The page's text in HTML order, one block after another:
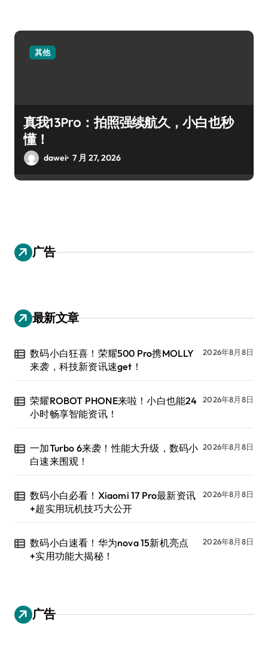
其他
真我13Pro：拍照强续航久，小白也秒
懂！
dawei 7 月 27, 2026
广告
最新文章
数码小白狂喜！荣耀500 Pro携MOLLY
来袭，科技新资讯速get！
2026年8月8日
荣耀ROBOT PHONE来啦！小白也能24
小时畅享智能资讯！
2026年8月8日
一加Turbo 6来袭！性能大升级，数码小
白速来围观！
2026年8月8日
数码小白必看！Xiaomi 17 Pro最新资讯
+超实用玩机技巧大公开
2026年8月8日
数码小白速看！华为nova 15新机亮点
+实用功能大揭秘！
2026年8月8日
广告